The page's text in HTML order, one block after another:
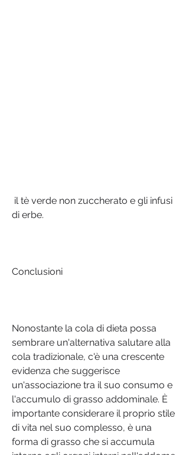
di erbe.
Conclusioni
Nonostante la cola di dieta possa
sembrare un'alternativa salutare alla
cola tradizionale, c'è una crescente
evidenza che suggerisce
un'associazione tra il suo consumo e
l'accumulo di grasso addominale. È
importante considerare il proprio stile
di vita nel suo complesso, è una
forma di grasso che si accumula